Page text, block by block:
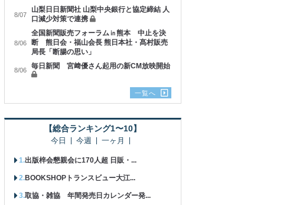
8/07
山梨日日新聞社 山梨中央銀行と協定締結 人
口減少対策で連携
8/06
全国新聞販売フォーラム㏌熊本 中止を決
断 熊日会・福山会長 熊日本社・髙村販売
局長「断腸の思い」
8/06 毎日新聞 宮﨑優さん起用の新CM放映開始
一覧へ
【総合ランキング1〜10】
今日 今週 一ヶ月
出版梓会懇親会に170人超 日販・...
BOOKSHOPトランスビュー大江...
取協・雑協 年間発売日カレンダー発...